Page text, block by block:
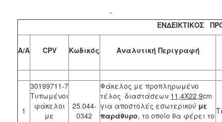
ΔΗΜΟΤΗΣ
ΗΡΑΚΛΕΙΟ
ΕΝΔΕΙΚΤΙΚΟΣ
A/A CPV Κωδικός Αναλυτική Περιγραφή
1
30199711-7
Τυπωμένοι
φάκελοι
με
25.044-
0342
Φάκελος με προπληρωμένο
τέλος διαστάσεων 11,4Χ22,9cm
για αποστολές εσωτερικού με
παράθυρο, το οποίο θα φέρει το